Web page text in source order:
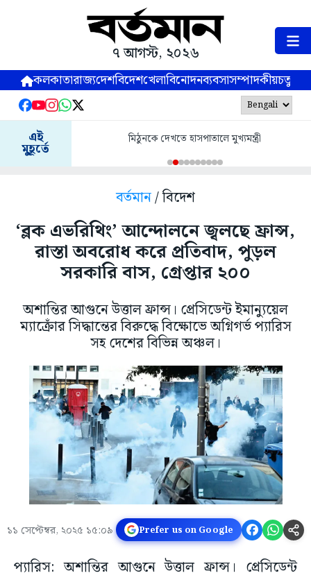
৭ আগস্ট, ২০২৬
কলকাতারাজ্যদেশবিদেশখেলাবিনোদনব্যবসাসম্পাদকীয়
এই
মুহূর্তে
মিঠুনকে দেখতে হাসপাতালে মুখ্যমন্ত্রী
বর্তমান/ বিদেশ
‘ব্লক এভরিথিং’ আন্দোলনে জ্বলছে ফ্রান্স,
রাস্তা অবরোধ করে প্রতিবাদ, পুড়ল
সরকারি বাস, গ্রেপ্তার ২০০
অশান্তির আগুনে উত্তাল ফ্রান্স। প্রেসিডেন্ট ইমান্যুয়েল
ম্যাক্রোঁর সিদ্ধান্তের বিরুদ্ধে বিক্ষোভে অগ্নিগর্ভ প্যারিস
সহ দেশের বিভিন্ন অঞ্চল।
১১ সেপ্টেম্বর, ২০২৫ ১৫:০৯ Prefer us on Google
প্যারিস: অশান্তির আগুনে উত্তাল ফ্রান্স। প্রেসিডেন্ট